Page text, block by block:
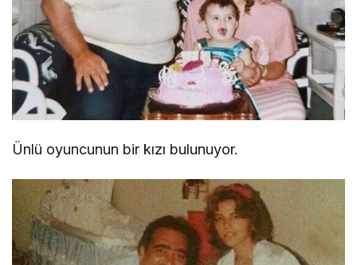
Ünlü oyuncunun bir kızı bulunuyor.